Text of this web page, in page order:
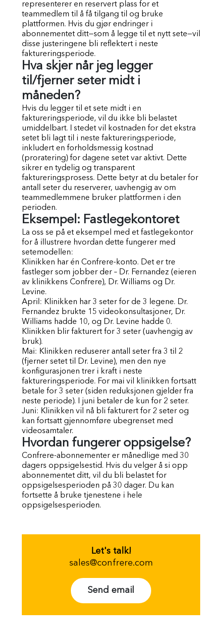
representerer en reservert plass for et
teammedlem til å få tilgang til og bruke
plattformen. Hvis du gjør endringer i
abonnementet ditt—som å legge til et nytt sete—vil
disse justeringene bli reflektert i neste
faktureringsperiode.
Hva skjer når jeg legger
til/fjerner seter midt i
måneden?
Hvis du legger til et sete midt i en
faktureringsperiode, vil du ikke bli belastet
umiddelbart. I stedet vil kostnaden for det ekstra
setet bli lagt til i neste faktureringsperiode,
inkludert en forholdsmessig kostnad
(proratering) for dagene setet var aktivt. Dette
sikrer en tydelig og transparent
faktureringsprosess. Dette betyr at du betaler for
antall seter du reserverer, uavhengig av om
teammedlemmene bruker plattformen i den
perioden.
Eksempel: Fastlegekontoret
La oss se på et eksempel med et fastlegekontor
for å illustrere hvordan dette fungerer med
setemodellen:
Klinikken har én Confrere-konto. Det er tre
fastleger som jobber der – Dr. Fernandez (eieren
av klinikkens Confrere), Dr. Williams og Dr.
Levine.
April: Klinikken har 3 seter for de 3 legene. Dr.
Fernandez brukte 15 videokonsultasjoner, Dr.
Williams hadde 10, og Dr. Levine hadde 0.
Klinikken blir fakturert for 3 seter (uavhengig av
bruk).
Mai: Klinikken reduserer antall seter fra 3 til 2
(fjerner setet til Dr. Levine), men den nye
konfigurasjonen trer i kraft i neste
faktureringsperiode. For mai vil klinikken fortsatt
betale for 3 seter (siden reduksjonen gjelder fra
neste periode). I juni betaler de kun for 2 seter.
Juni: Klinikken vil nå bli fakturert for 2 seter og
kan fortsatt gjennomføre ubegrenset med
videosamtaler.
Hvordan fungerer oppsigelse?
Confrere-abonnementer er månedlige med 30
dagers oppsigelsestid. Hvis du velger å si opp
abonnementet ditt, vil du bli belastet for
oppsigelsesperioden på 30 dager. Du kan
fortsette å bruke tjenestene i hele
oppsigelsesperioden.
Let's talk!
sales@confrere.com
Send email